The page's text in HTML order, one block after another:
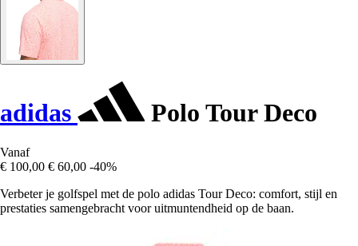
adidas Polo Tour Deco
Vanaf
€ 100,00 € 60,00 -40%
Verbeter je golfspel met de polo adidas Tour Deco: comfort, stijl en
prestaties samengebracht voor uitmuntendheid op de baan.